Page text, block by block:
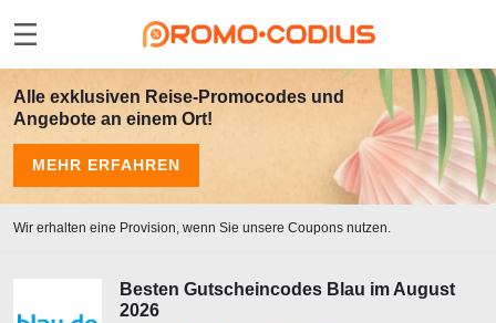
Alle exklusiven Reise-Promocodes und
Angebote an einem Ort!
MEHR ERFAHREN
Wir erhalten eine Provision, wenn Sie unsere Coupons nutzen.
Besten Gutscheincodes Blau im August
2026